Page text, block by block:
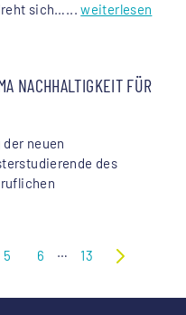
sich…...weiterlesen
NACHHALTIGKEIT FÜR
neuen
des
5 6 … 13